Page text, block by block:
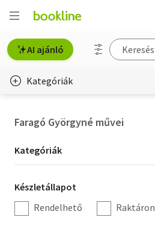
AI ajánló
Kategóriák
Hobbi, szabadidő
Irodalom
Faragó Györgyné művei
Kategória
szűrés
Kategóriák
Készletállapot
szűrés
Készletállapot
Rendelhető
Raktáron